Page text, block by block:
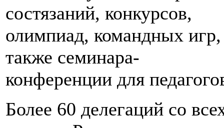
состязаний, конкурсов,
олимпиад, командных игр,
также семинара-
конференции для
Более 60 делегаций со